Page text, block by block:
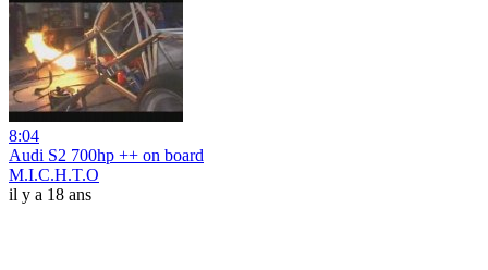
8:04
Audi S2 700hp ++ on board
M.I.C.H.T.O
il y a 18 ans